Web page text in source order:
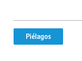
Piélagos